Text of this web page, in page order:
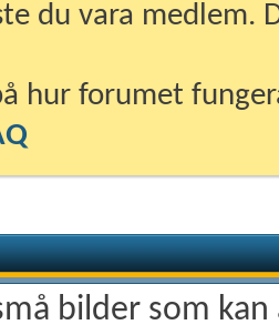
du vara medlem.
hur forumet
bilder som